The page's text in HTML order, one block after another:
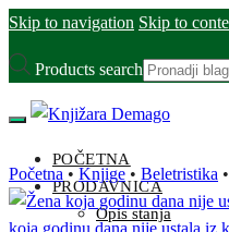
Skip to navigation Skip to
Products search
POČETNA
PRODAVNICA
Opis stanja
Početna • Knjige • Beletristika •
koja godinu dana nije ustala iz